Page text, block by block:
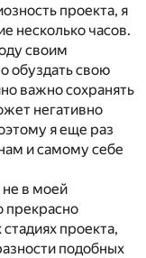
проекта, я
несколько часов.
своим
обуздать свою
важно сохранять
негативно
я еще раз
и самому себе
не в моей
прекрасно
проекта,
подобных